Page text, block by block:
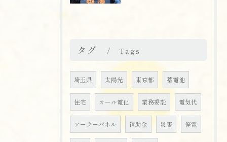
タグ Tags
埼玉県 太陽光 東京都 蓄電池
住宅 オール電化 業務委託 電気代
ソーラーパネル 補助金 災害 停電